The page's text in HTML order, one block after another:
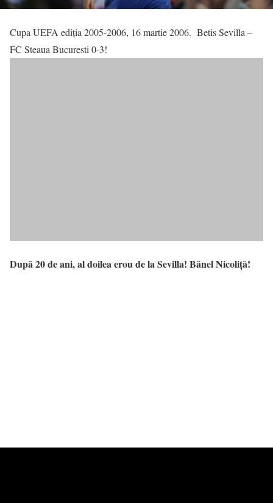
Cupa UEFA ediția 2005-2006, 16 martie 2006. Betis Sevilla –
FC Steaua Bucuresti 0-3!
După 20 de ani, al doilea erou de la Sevilla! Bănel Nicoliță!